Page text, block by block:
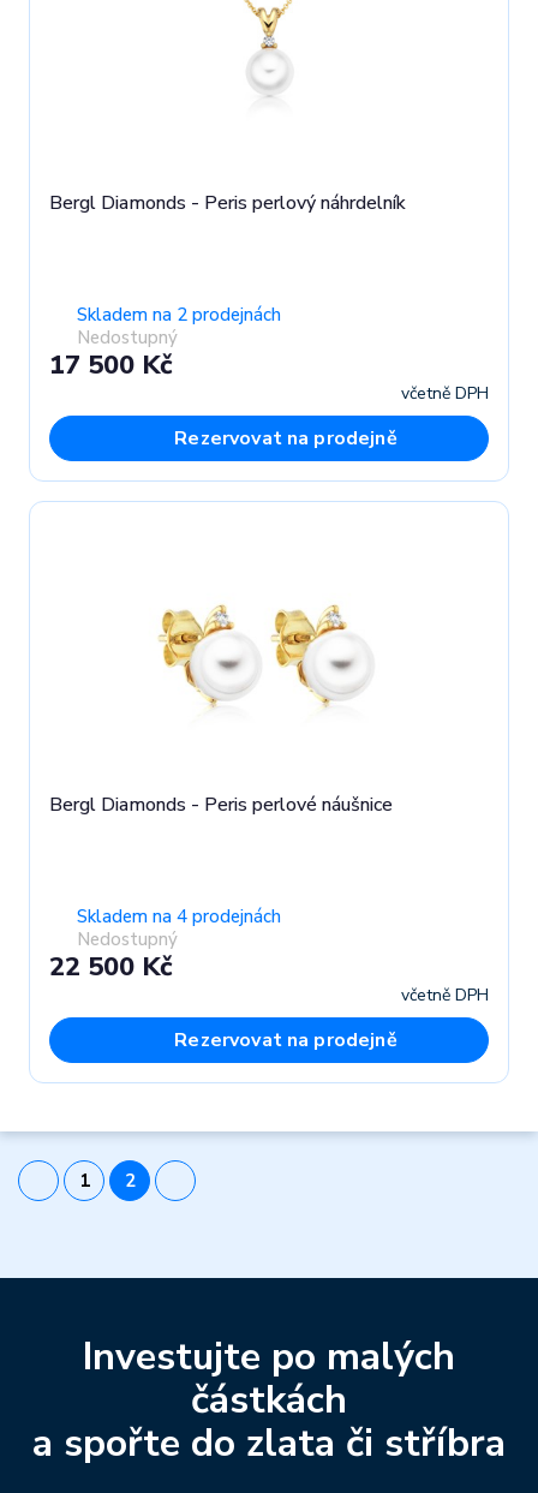
Bergl Diamonds - Peris perlový náhrdelník
Skladem na 2 prodejnách
Nedostupný
17 500 Kč
včetně DPH
Rezervovat na prodejně
Bergl Diamonds - Peris perlové náušnice
Skladem na 4 prodejnách
Nedostupný
22 500 Kč
včetně DPH
Rezervovat na prodejně
1 2
Investujte po malých
částkách
a spořte do zlata či stříbra